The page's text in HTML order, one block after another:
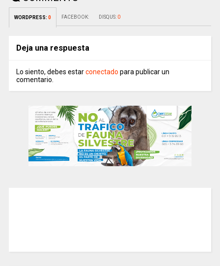
WORDPRESS: 0 FACEBOOK: DISQUS: 0
Deja una respuesta
Lo siento, debes estarconectado para publicar un
comentario.